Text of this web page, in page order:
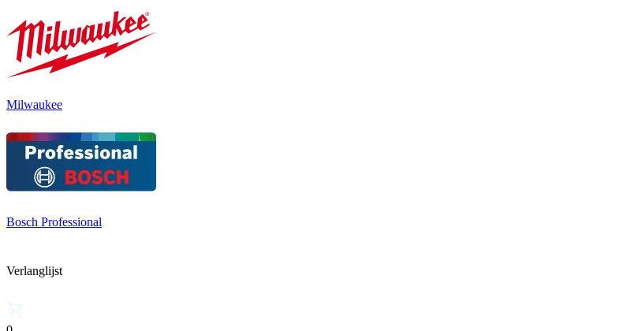
Milwaukee
Bosch Professional
Verlanglijst